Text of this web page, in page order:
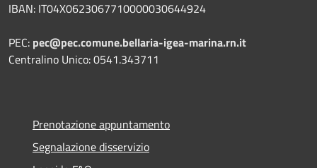
IBAN: IT04X0623067710000030644924
PEC: pec@pec.comune.bellaria-igea-marina.rn.it
Centralino Unico: 0541.343711
Prenotazione appuntamento
Segnalazione disservizio